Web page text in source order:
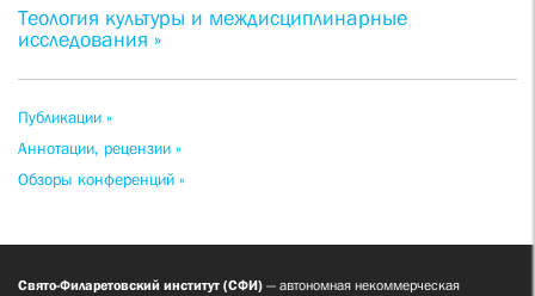
Теология культуры и междисциплинарные
исследования »
Публикации »
Аннотации, рецензии »
Обзоры конференций »
Свято-Филаретовский институт (СФИ) — автономная некоммерческая